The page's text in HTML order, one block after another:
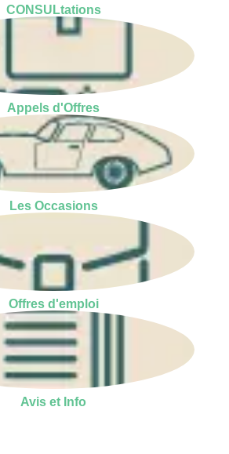
CONSULtations
Appels d'Offres
Les Occasions
Offres d'emploi
Avis et Info